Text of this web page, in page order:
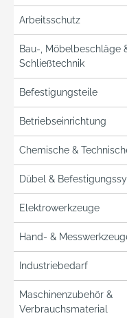
Arbeitsschutz
Bau-, Möbelbeschläge
Schließtechnik
Befestigungsteile
Betriebseinrichtung
Chemische &
Dübel &
Elektrowerkzeuge
Hand- &
Industriebedarf
Maschinenzubehör &
Verbrauchsmaterial